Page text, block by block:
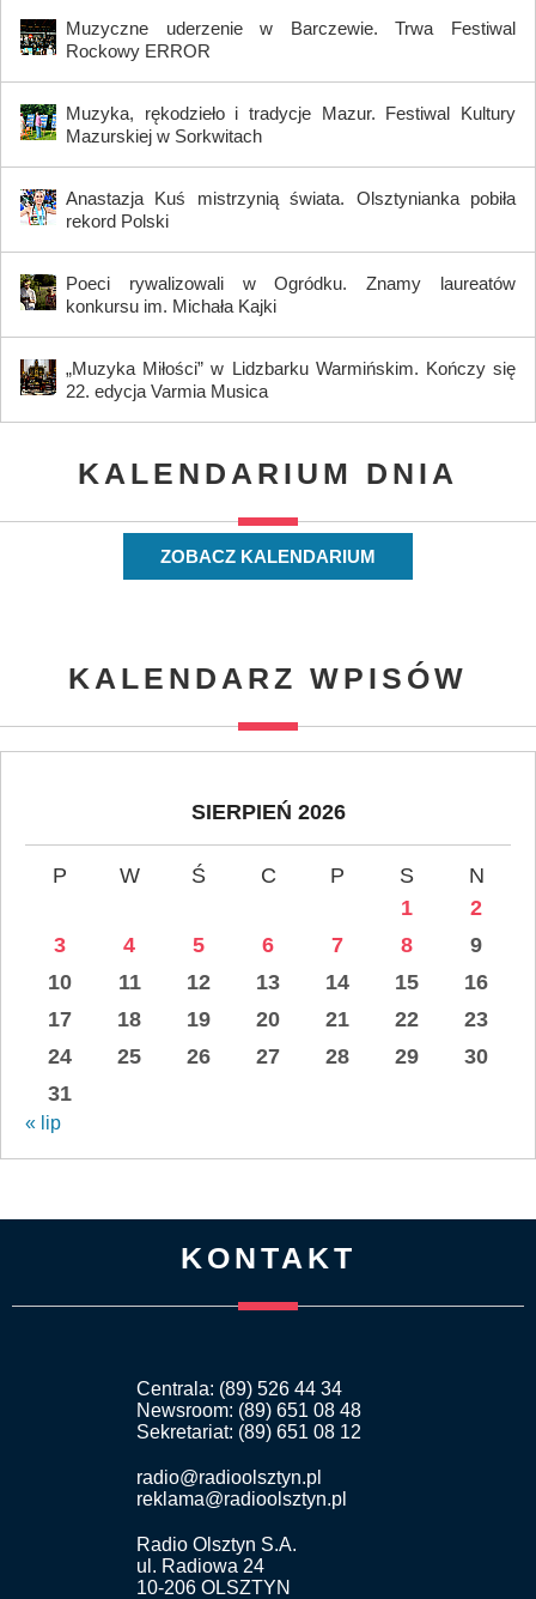
Muzyczne uderzenie w Barczewie. Trwa Festiwal
Rockowy ERROR
Muzyka, rękodzieło i tradycje Mazur. Festiwal Kultury
Mazurskiej w Sorkwitach
Anastazja Kuś mistrzynią świata. Olsztynianka pobiła
rekord Polski
Poeci rywalizowali w Ogródku. Znamy laureatów
konkursu im. Michała Kajki
„Muzyka Miłości” w Lidzbarku Warmińskim. Kończy się
22. edycja Varmia Musica
KALENDARIUM DNIA
ZOBACZ KALENDARIUM
KALENDARZ WPISÓW
SIERPIEŃ 2026
P W Ś C P S
N
1
2
3
4 5 6 7 8
9
10
11 12 13 14 15
16
17
18 19 20 21 22
23
24
25 26 27 28 29
30
31
« lip
KONTAKT
Centrala: (89) 526 44 34
Newsroom: (89) 651 08 48
Sekretariat: (89) 651 08 12
radio@radioolsztyn.pl
reklama@radioolsztyn.pl
Radio Olsztyn S.A.
ul. Radiowa 24
10-206 OLSZTYN